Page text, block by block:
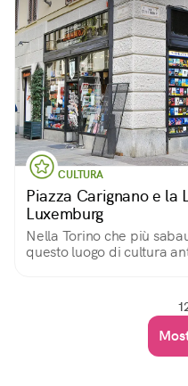
CULTURA
Piazza Carignano e la
Luxemburg
Nella Torino che più
questo luogo di cultura